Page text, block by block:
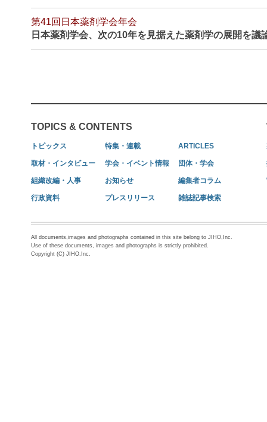
第41回日本薬剤学会年会
日本薬剤学会、次の10年を見据えた薬剤学の展開を議
TOPICS & CONTENTS
トピックス 特集・連載 ARTICLES
取材・インタビュー 学会・イベント情報 団体・学会
組織改編・人事 お知らせ 編集者コラム
行政資料 プレスリリース 雑誌記事検索
All documents,images and photographs contained in this site belong to JIHO,Inc.
Use of these documents, images and photographs is strictly prohibited.
Copyright (C) JIHO,Inc.